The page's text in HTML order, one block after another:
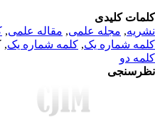
کلیدی
,مجله علمی, مقاله علمی,
شماره یک,کلمه شماره یک,
دو